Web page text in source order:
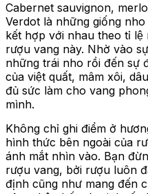
Cabernet sauvignon,
Verdot là những giống
kết hợp với nhau theo tỉ
rượu vang này. Nhờ vào
những trái nho rồi đến sự
của việt quất, mâm xôi,
đủ sức làm cho vang
mình.
Không chỉ ghi điểm ở
hình thức bên ngoài của
ánh mắt nhìn vào. Bạn
rượu vang, bởi rượu luôn
định cũng như mang đến